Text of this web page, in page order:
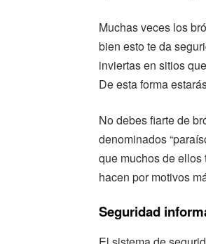
Muchas veces los
bien esto te da
inviertas en sitios
De esta forma
No debes fiarte de
denominados
que muchos de
hacen por motivos
Seguridad